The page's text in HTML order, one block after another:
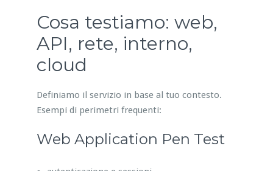
Cosa testiamo: web,
API, rete, interno,
cloud
Definiamo il servizio in base al tuo contesto.
Esempi di perimetri frequenti:
Web Application Pen Test